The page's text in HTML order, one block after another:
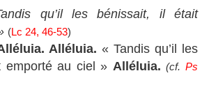
qu’il les bénissait, il était
(Lc 24, 46-53)
Alléluia. « Tandis qu’il les
emporté au ciel » Alléluia. (cf.Ps